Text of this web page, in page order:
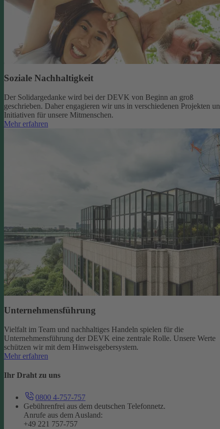
Soziale Nachhaltigkeit
Der Solidargedanke wird bei der DEVK von Beginn an groß
geschrieben. Daher engagieren wir uns in verschiedenen Projekten
Initiativen für unsere Mitmenschen.
Mehr erfahren
Unternehmensführung
Vielfalt im Team und nachhaltiges Handeln spielen für die
Unternehmensführung der DEVK eine zentrale Rolle. Unsere Werte
schützen wir mit dem Hinweisgebersystem.
Mehr erfahren
Ihr Draht zu uns
0800 4-757-757
Gebührenfrei aus dem deutschen Telefonnetz.
Anrufe aus dem Ausland:
+49 221 757-757